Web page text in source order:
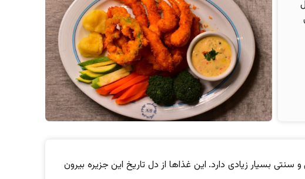
بسیار زیادی دارد. این غذاها از دل تاریخ این جزیره بیرون